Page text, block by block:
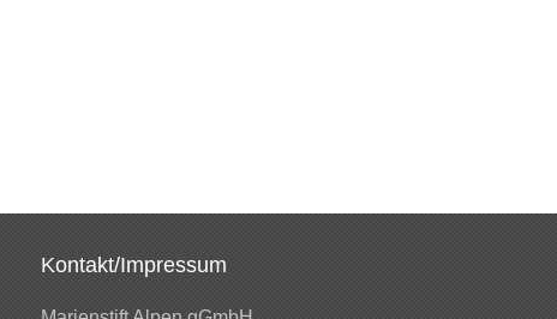
Kontakt/Impressum